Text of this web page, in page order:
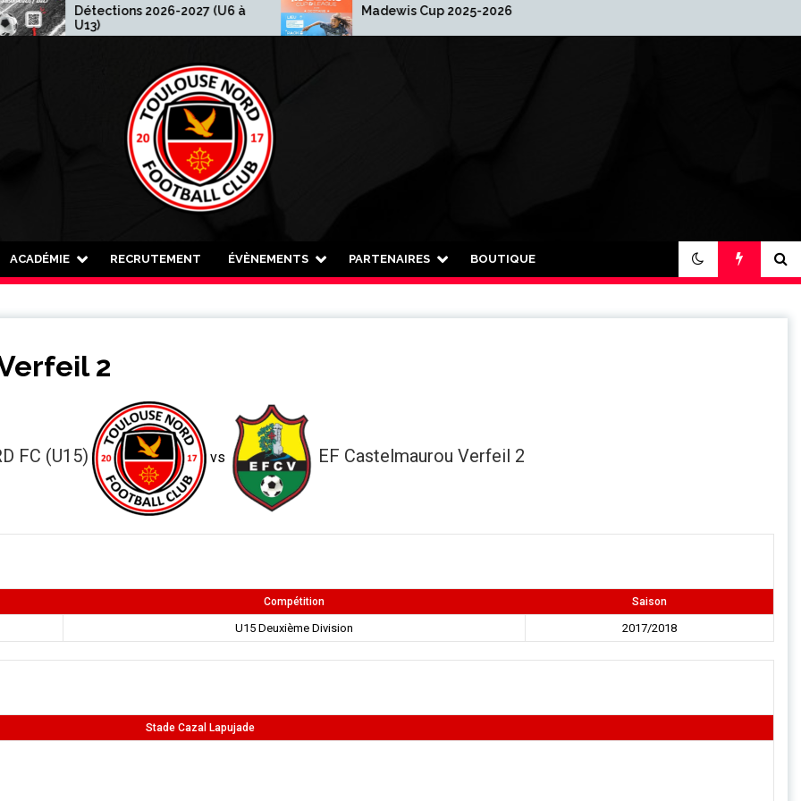
Détections 2026-2027 (U6 à
U13)
Madewis Cup 2025-2026
ACADÉMIE RECRUTEMENT ÉVÈNEMENTS PARTENAIRES BOUTIQUE
2
FC (U15) vs EF Castelmaurou Verfeil 2
Compétition Saison
U15 Deuxième Division 2017/2018
Stade Cazal Lapujade